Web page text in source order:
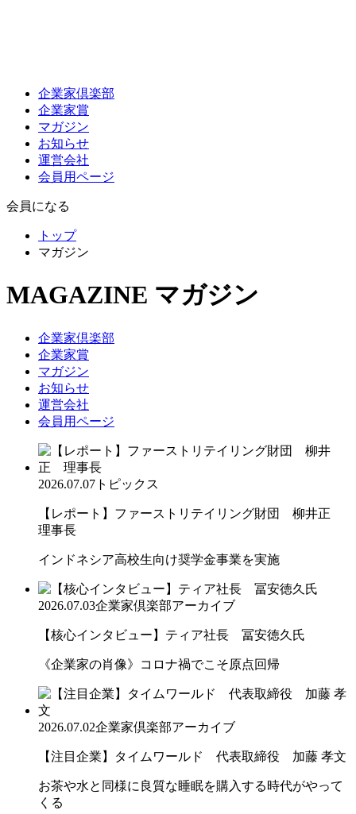
企業家倶楽部
企業家賞
マガジン
お知らせ
運営会社
会員用ページ
会員になる
トップ
マガジン
MAGAZINE マガジン
企業家倶楽部
企業家賞
マガジン
お知らせ
運営会社
会員用ページ
2026.07.07 トピックス
【レポート】ファーストリテイリング財団 柳井正
理事長
インドネシア高校生向け奨学金事業を実施
2026.07.03企業家倶楽部アーカイブ
【核心インタビュー】ティア社長 冨安徳久氏
《企業家の肖像》コロナ禍でこそ原点回帰
2026.07.02企業家倶楽部アーカイブ
【注目企業】タイムワールド 代表取締役 加藤 孝文
お茶や水と同様に良質な睡眠を購入する時代がやって
くる